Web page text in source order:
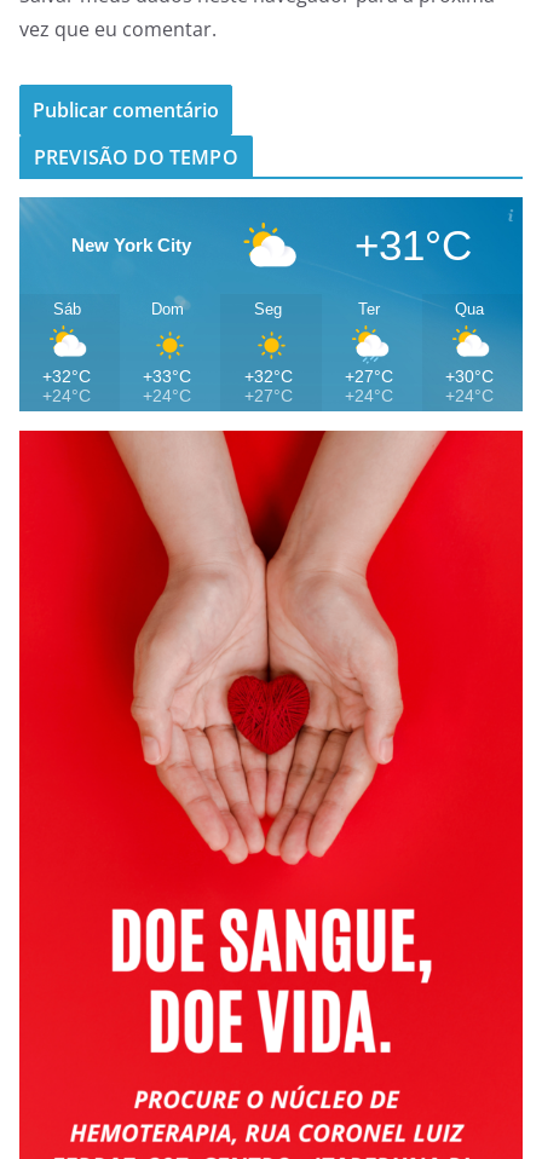
vez que eu comentar.
PREVISÃO DO TEMPO
New York City +31°C
Sáb
+32°C
+24°C
Dom
+33°C
+24°C
Seg
+32°C
+27°C
Ter
+27°C
+24°C
Qua
+30°C
+24°C